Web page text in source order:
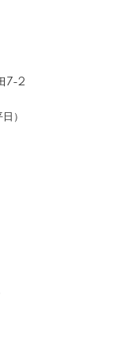
7-2
）